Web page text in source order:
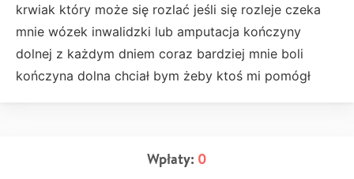
krwiak który może się rozlać jeśli się rozleje czeka
mnie wózek inwalidzki lub amputacja kończyny
dolnej z każdym dniem coraz bardziej mnie boli
kończyna dolna chciał bym żeby ktoś mi pomógł
Wpłaty: 0